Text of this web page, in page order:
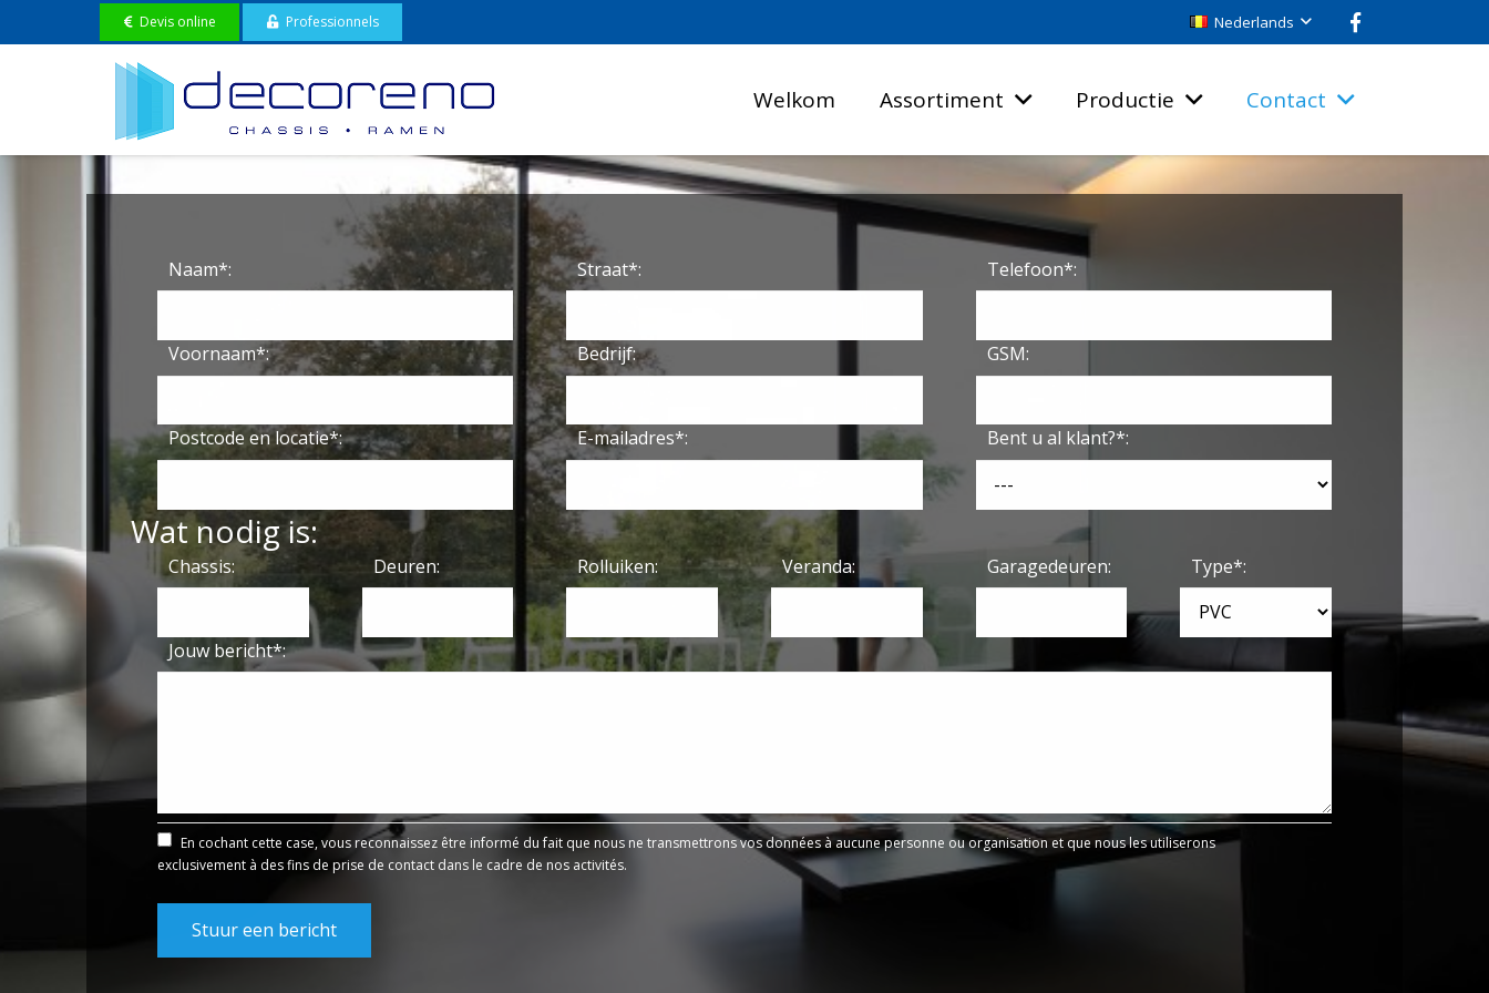
Devis online Professionnels Nederlands
Welkom Assortiment Productie Contact
Naam*:
Voornaam*:
Postcode en locatie*:
Straat*:
Bedrijf:
E-mailadres*:
Telefoon*:
GSM:
Bent u al klant?*:
Wat nodig is:
Chassis: Deuren: Rolluiken: Veranda: Garagedeuren: Type*:
Jouw bericht*:
En cochant cette case, vous reconnaissez être informé du fait que nous ne transmettrons vos données à aucune personne ou organisation et que nous les utiliserons
exclusivement à des fins de prise de contact dans le cadre de nos activités.